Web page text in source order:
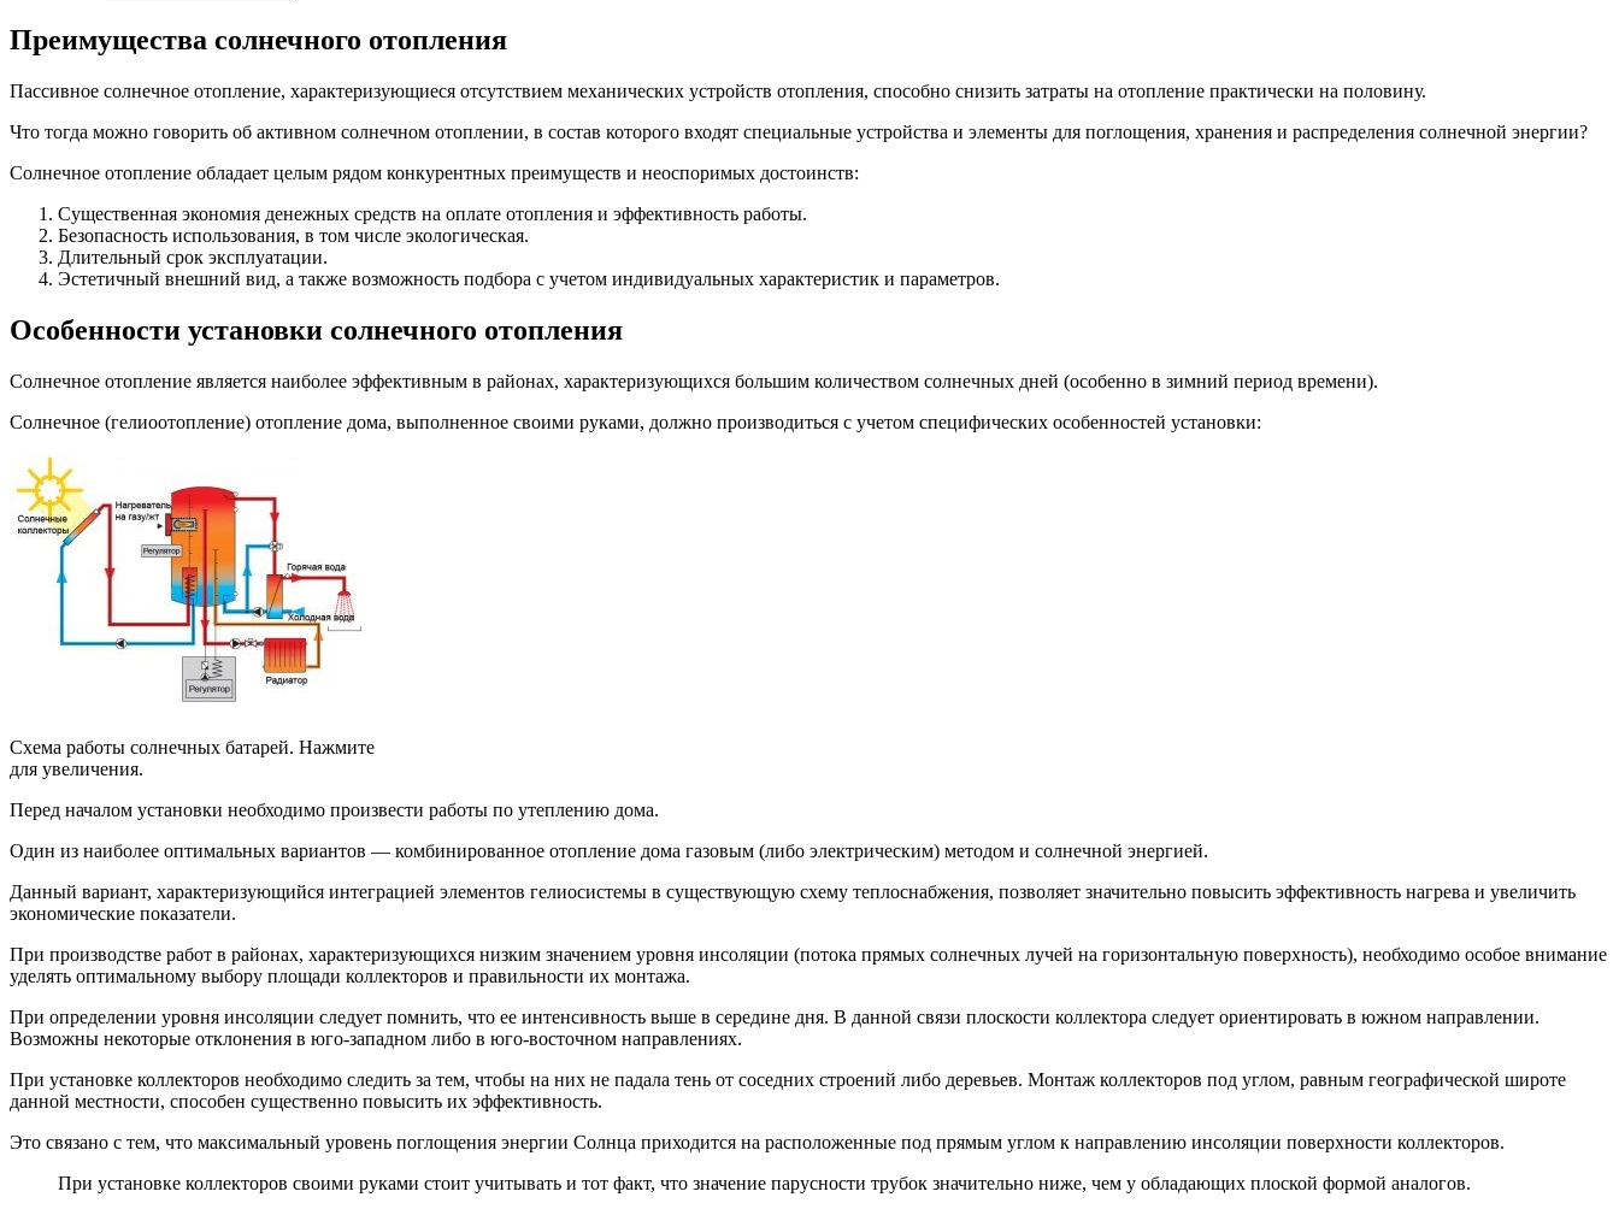
Преимущества солнечного отопления
Пассивное солнечное отопление, характеризующиеся отсутствием механических устройств отопления, способно снизить затраты на отопление практически на половину.
Что тогда можно говорить об активном солнечном отоплении, в состав которого входят специальные устройства и элементы для поглощения, хранения и распределения солнечной энергии?
Солнечное отопление обладает целым рядом конкурентных преимуществ и неоспоримых достоинств:
Существенная экономия денежных средств на оплате отопления и эффективность работы.
Безопасность использования, в том числе экологическая.
Длительный срок эксплуатации.
Эстетичный внешний вид, а также возможность подбора с учетом индивидуальных характеристик и параметров.
Особенности установки солнечного отопления
Солнечное отопление является наиболее эффективным в районах, характеризующихся большим количеством солнечных дней (особенно в зимний период времени).
Солнечное (гелиоотопление) отопление дома, выполненное своими руками, должно производиться с учетом специфических особенностей установки:
Схема работы солнечных батарей. Нажмите
для увеличения.
Перед началом установки необходимо произвести работы по утеплению дома.
Один из наиболее оптимальных вариантов — комбинированное отопление дома газовым (либо электрическим) методом и солнечной энергией.
Данный вариант, характеризующийся интеграцией элементов гелиосистемы в существующую схему теплоснабжения, позволяет значительно повысить эффективность нагрева и увеличить
экономические показатели.
При производстве работ в районах, характеризующихся низким значением уровня инсоляции (потока прямых солнечных лучей на горизонтальную поверхность), необходимо особое внимание
уделять оптимальному выбору площади коллекторов и правильности их монтажа.
При определении уровня инсоляции следует помнить, что ее интенсивность выше в середине дня. В данной связи плоскости коллектора следует ориентировать в южном направлении.
Возможны некоторые отклонения в юго-западном либо в юго-восточном направлениях.
При установке коллекторов необходимо следить за тем, чтобы на них не падала тень от соседних строений либо деревьев. Монтаж коллекторов под углом, равным географической широте
данной местности, способен существенно повысить их эффективность.
Это связано с тем, что максимальный уровень поглощения энергии Солнца приходится на расположенные под прямым углом к направлению инсоляции поверхности коллекторов.
При установке коллекторов своими руками стоит учитывать и тот факт, что значение парусности трубок значительно ниже, чем у обладающих плоской формой аналогов.